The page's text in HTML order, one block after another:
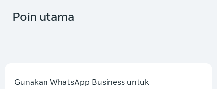
Poin utama
Gunakan WhatsApp Business untuk